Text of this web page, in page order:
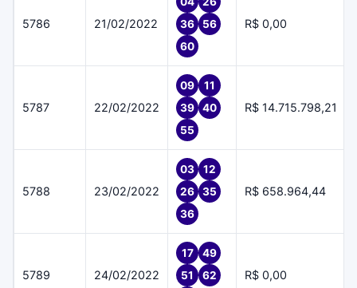
5786 21/02/2022
36
56
60
R$ 0,00
5787 22/02/2022
09
11
39
40
55
R$ 14.715.798,21
5788 23/02/2022
03
12
26
35
36
R$ 658.964,44
5789 24/02/2022
17
49
51
62
R$ 0,00